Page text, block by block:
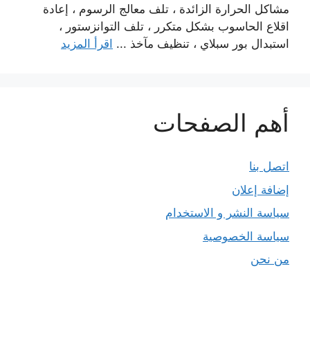
مشاكل الحرارة الزائدة ، تلف معالج الرسوم ، إعادة
اقلاع الحاسوب بشكل متكرر ، تلف التوانزستور ،
استبدال بور سبلاي ، تنظيف مآخذ ... اقرأ المزيد
أهم الصفحات
اتصل بنا
إضافة إعلان
سياسة النشر و الاستخدام
سياسة الخصوصية
من نحن